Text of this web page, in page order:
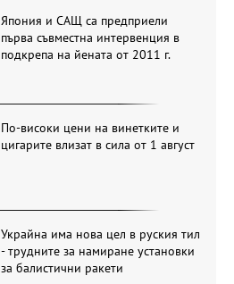
Япония и САЩ са предприели
първа съвместна интервенция в
подкрепа на йената от 2011 г.
По-високи цени на винетките и
цигарите влизат в сила от 1 август
Украйна има нова цел в руския тил
- трудните за намиране установки
за балистични ракети